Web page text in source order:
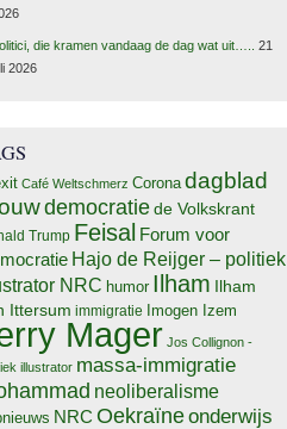
die kramen vandaag de dag wat uit…..
21
2026
Café Weltschmerz Corona dagblad
democratiede Volkskrant
Trump Feisal Forum voor
Hajo de Reijger – politiek
NRC humor Ilham Ilham
Ittersum immigratie Imogen Izem
Mager Jos Collignon -
illustrator massa-immigratie
neoliberalisme
NRC Oekraïneonderwijs